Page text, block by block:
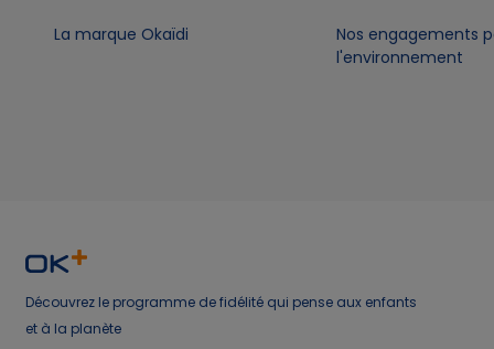
La marque Okaïdi
Nos engagements
l'environnement
Découvrez le programme de fidélité qui pense aux enfants
et à la planète